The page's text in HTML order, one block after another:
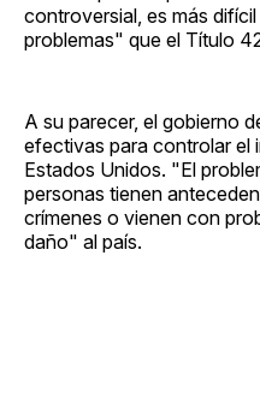
controversial, es más
problemas" que el Título
A su parecer, el gobierno
efectivas para controlar el
Estados Unidos. "El
personas tienen
crímenes o vienen con
daño" al país.